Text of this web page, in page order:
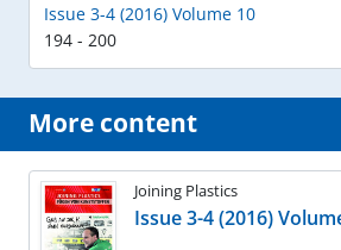
Issue 3-4 (2016) Volume 10
194 - 200
More content
Joining Plastics
Issue 3-4 (2016)